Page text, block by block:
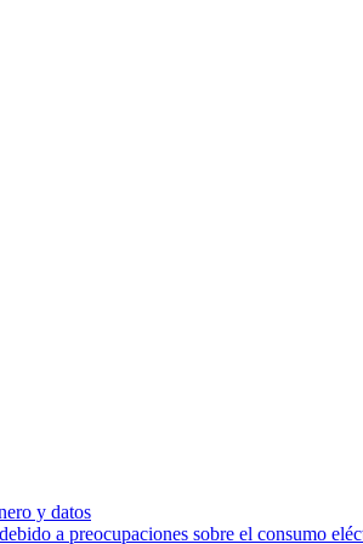
y datos
a preocupaciones sobre el consumo